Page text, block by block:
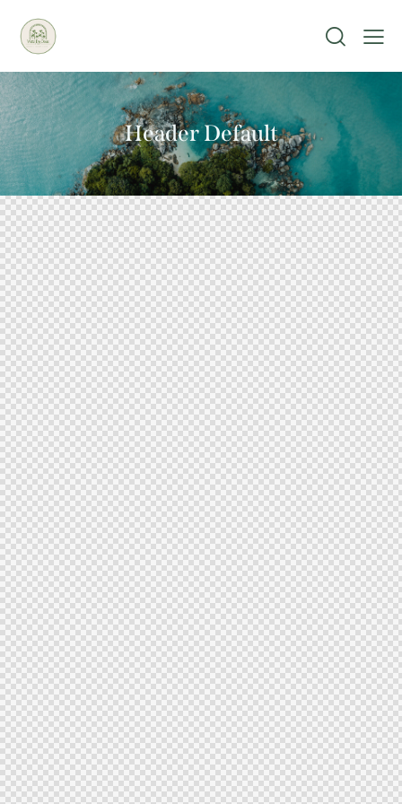
Header Default